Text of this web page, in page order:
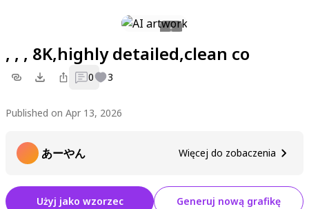
, , , 8K,highly detailed,clean co
0 3
Published on Apr 13, 2026
あーやん Więcej do zobaczenia
Użyj jako wzorzec Generuj nową grafikę